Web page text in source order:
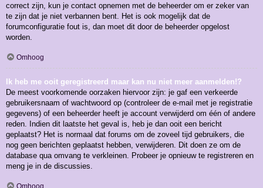
correct zijn, kun je contact opnemen met de beheerder om er zeker van
te zijn dat je niet verbannen bent. Het is ook mogelijk dat de
forumconfiguratie fout is, dan moet dit door de beheerder opgelost
worden.
Omhoog
Ik heb me ooit geregistreerd maar kan nu niet meer aanmelden!?
De meest voorkomende oorzaken hiervoor zijn: je gaf een verkeerde
gebruikersnaam of wachtwoord op (controleer de e-mail met je registratie
gegevens) of een beheerder heeft je account verwijderd om één of andere
reden. Indien dit laatste het geval is, heb je dan ooit een bericht
geplaatst? Het is normaal dat forums om de zoveel tijd gebruikers, die
nog geen berichten geplaatst hebben, verwijderen. Dit doen ze om de
database qua omvang te verkleinen. Probeer je opnieuw te registreren en
meng je in de discussies.
Omhoog